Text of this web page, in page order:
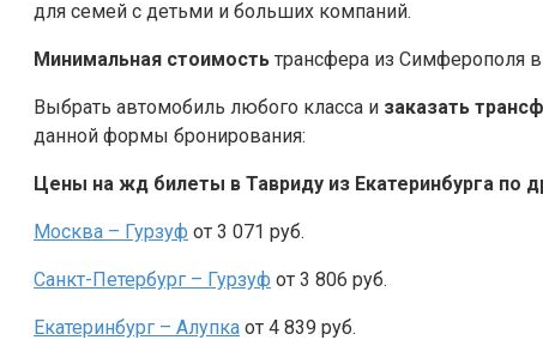
для семей с детьми и больших компаний.
Минимальная стоимость трансфера из Симферополя
Выбрать автомобиль любого класса и заказать
данной формы бронирования:
Цены на жд билеты в Тавриду из Екатеринбурга по
Москва – Гурзуф от 3 071 руб.
Санкт-Петербург – Гурзуф от 3 806 руб.
Екатеринбург – Алупка от 4 839 руб.